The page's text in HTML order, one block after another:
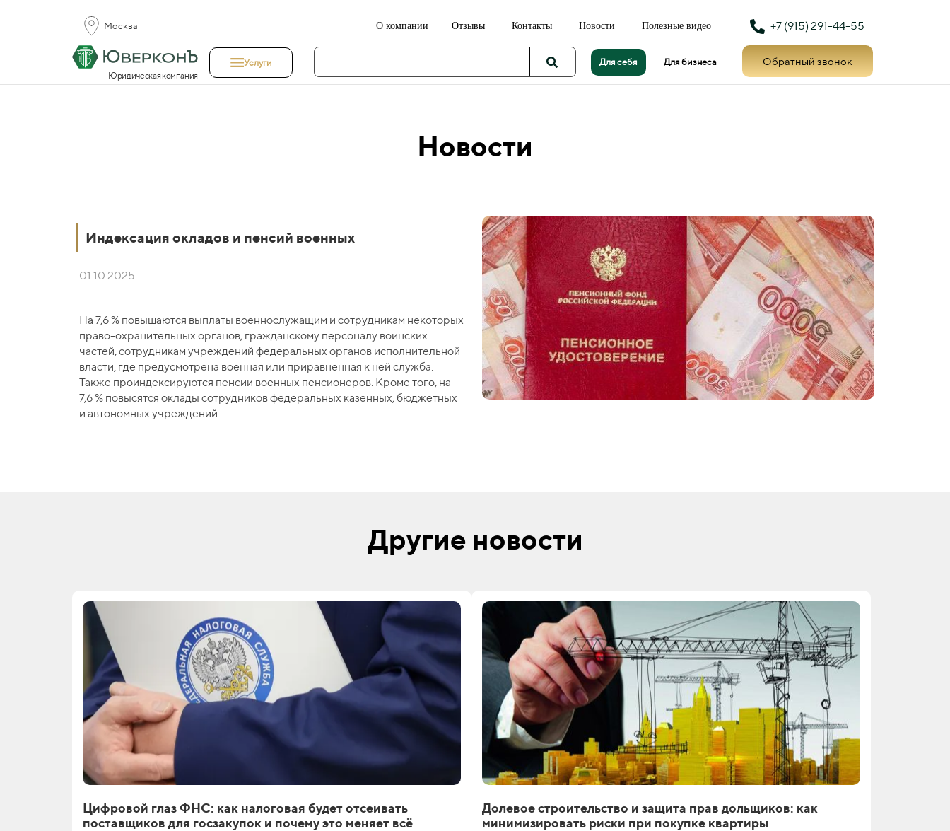
Москва О компании Отзывы Контакты Новости Полезные видео +7 (915) 291-44-55
Юридическая компания
Услуги Для себя Для бизнеса Обратный звонок
Новости
Индексация окладов и пенсий военных
01.10.2025
На 7,6 % повышаются выплаты военнослужащим и сотрудникам некоторых
право-охранительных органов, гражданскому персоналу воинских
частей, сотрудникам учреждений федеральных органов исполнительной
власти, где предусмотрена военная или приравненная к ней служба.
Также проиндексируются пенсии военных пенсионеров. Кроме того, на
7,6 % повысятся оклады сотрудников федеральных казенных, бюджетных
и автономных учреждений.
Другие новости
Цифровой глаз ФНС: как налоговая будет отсеивать
поставщиков для госзакупок и почему это меняет всё
Долевое строительство и защита прав дольщиков: как
минимизировать риски при покупке квартиры